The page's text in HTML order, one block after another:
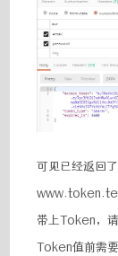
可见已经返回
带上Token，
Token值前需